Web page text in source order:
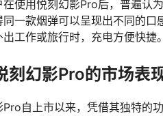
在使用悦刻幻影Pro后，普遍认
同一款烟弹可以呈现出不同的
工作或旅行时，充电方便快捷。
刻幻影Pro的市场表
Pro自上市以来，凭借其独特的